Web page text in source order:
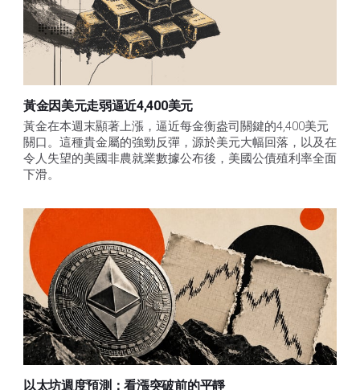
黃金因美元走弱逼近4,400美元
黃金在本週末顯著上漲，逼近每金衡盎司關鍵的4,400美元
關口。這種貴金屬的強勁反彈，源於美元大幅回落，以及在
令人失望的美國非農就業數據公布後，美國公債殖利率全面
下滑。
以太坊週度預測：看漲突破前的平靜